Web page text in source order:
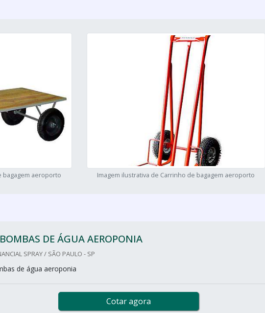
bagagem aeroporto Imagem ilustrativa de Carrinho de bagagem aeroporto
BOMBAS DE ÁGUA AEROPONIA
SPRAY / SÃO PAULO - SP
de água aeroponia
Cotar agora